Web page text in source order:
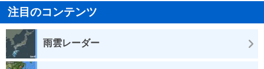
注目のコンテンツ
雨雲レーダー